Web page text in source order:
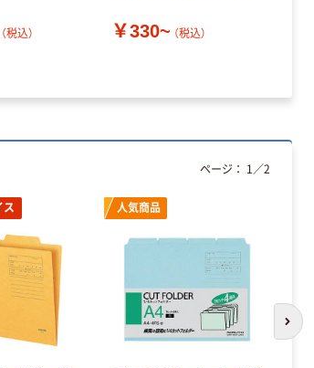
（税込） ￥330~ （税込）
ス 人気商品
ページ： 1 ／2
次
ティッシュペー
コンパクト ビ
証